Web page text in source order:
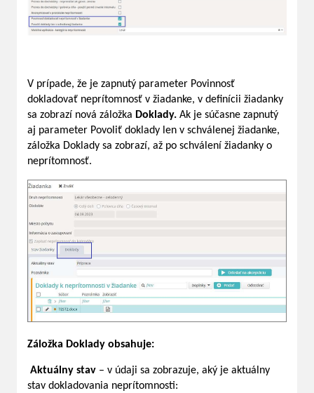
V prípade, že je zapnutý parameter Povinnosť
dokladovať neprítomnosť v žiadanke, v definícii žiadanky
sa zobrazí nová záložka Doklady. Ak je súčasne zapnutý
aj parameter Povoliť doklady len v schválenej žiadanke,
záložka Doklady sa zobrazí, až po schválení žiadanky o
neprítomnosť.
Záložka Doklady obsahuje:
Aktuálny stav – v údaji sa zobrazuje, aký je aktuálny
stav dokladovania neprítomnosti: